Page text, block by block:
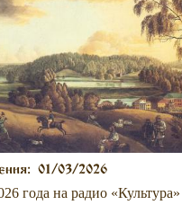
01/03/2026
года на радио «Культура»